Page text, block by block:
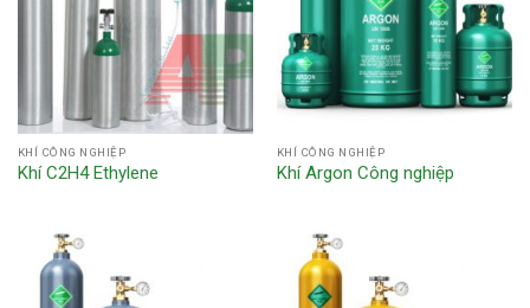
KHÍ CÔNG NGHIỆP
Khí C2H4 Ethylene
KHÍ CÔNG NGHIỆP
Khí Argon Công nghiệp